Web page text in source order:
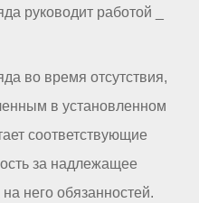
руководит работой _
во время отсутствия,
в установленном
соответствующие
за надлежащее
него обязанностей.